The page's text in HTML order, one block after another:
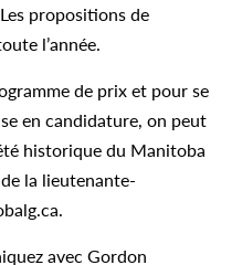
propositions de
l’année.
de prix et pour se
en candidature, on peut
historique du Manitoba
la lieutenante-
avec Gordon